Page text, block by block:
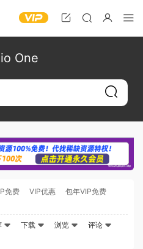
One
免费 VIP优惠
包年VIP免费
下载 浏览
评论